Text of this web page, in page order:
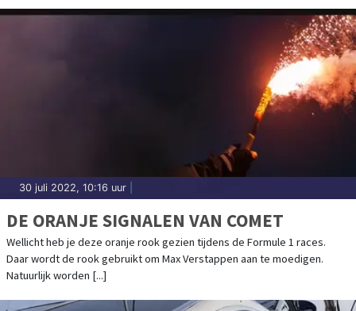
30 juli 2022, 10:16 uur
DE ORANJE SIGNALEN VAN COMET
Wellicht heb je deze oranje rook gezien tijdens de Formule 1 races.
Daar wordt de rook gebruikt om Max Verstappen aan te moedigen.
Natuurlijk worden [...]